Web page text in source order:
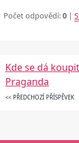
Počet odpovědí:0 |
Kde se dá
Praganda
<< PŘEDCHOZÍ PŘÍSPĚVEK